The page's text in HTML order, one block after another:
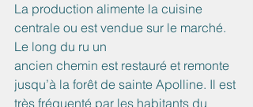
La production alimente la cuisine
centrale ou est vendue sur le marché.
Le long du ru un
ancien chemin est restauré et remonte
jusqu’à la forêt de sainte Apolline. Il est
très fréquenté par les habitants du